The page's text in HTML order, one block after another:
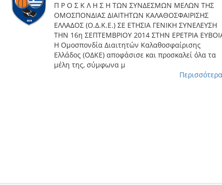
Π Ρ Ο Σ Κ Λ Η Σ Η ΤΩΝ ΣΥΝΔΕΣΜΩΝ ΜΕΛΩΝ ΤΗΣ
ΟΜΟΣΠΟΝΔΙΑΣ ΔΙΑΙΤΗΤΩΝ ΚΑΛΑΘΟΣΦΑΙΡΙΣΗΣ
ΕΛΛΑΔΟΣ (Ο.Δ.Κ.Ε.) ΣΕ ΕΤΗΣΙΑ ΓΕΝΙΚΗ ΣΥΝΕΛΕΥΣΗ
ΤΗΝ 16η ΣΕΠΤΕΜΒΡΙΟΥ 2014 ΣΤΗΝ ΕΡΕΤΡΙΑ
Η Ομοσπονδία Διαιτητών Καλαθοσφαίρισης
Ελλάδος (ΟΔΚΕ) αποφάσισε και προσκαλεί όλα τα
μέλη της, σύμφωνα μ